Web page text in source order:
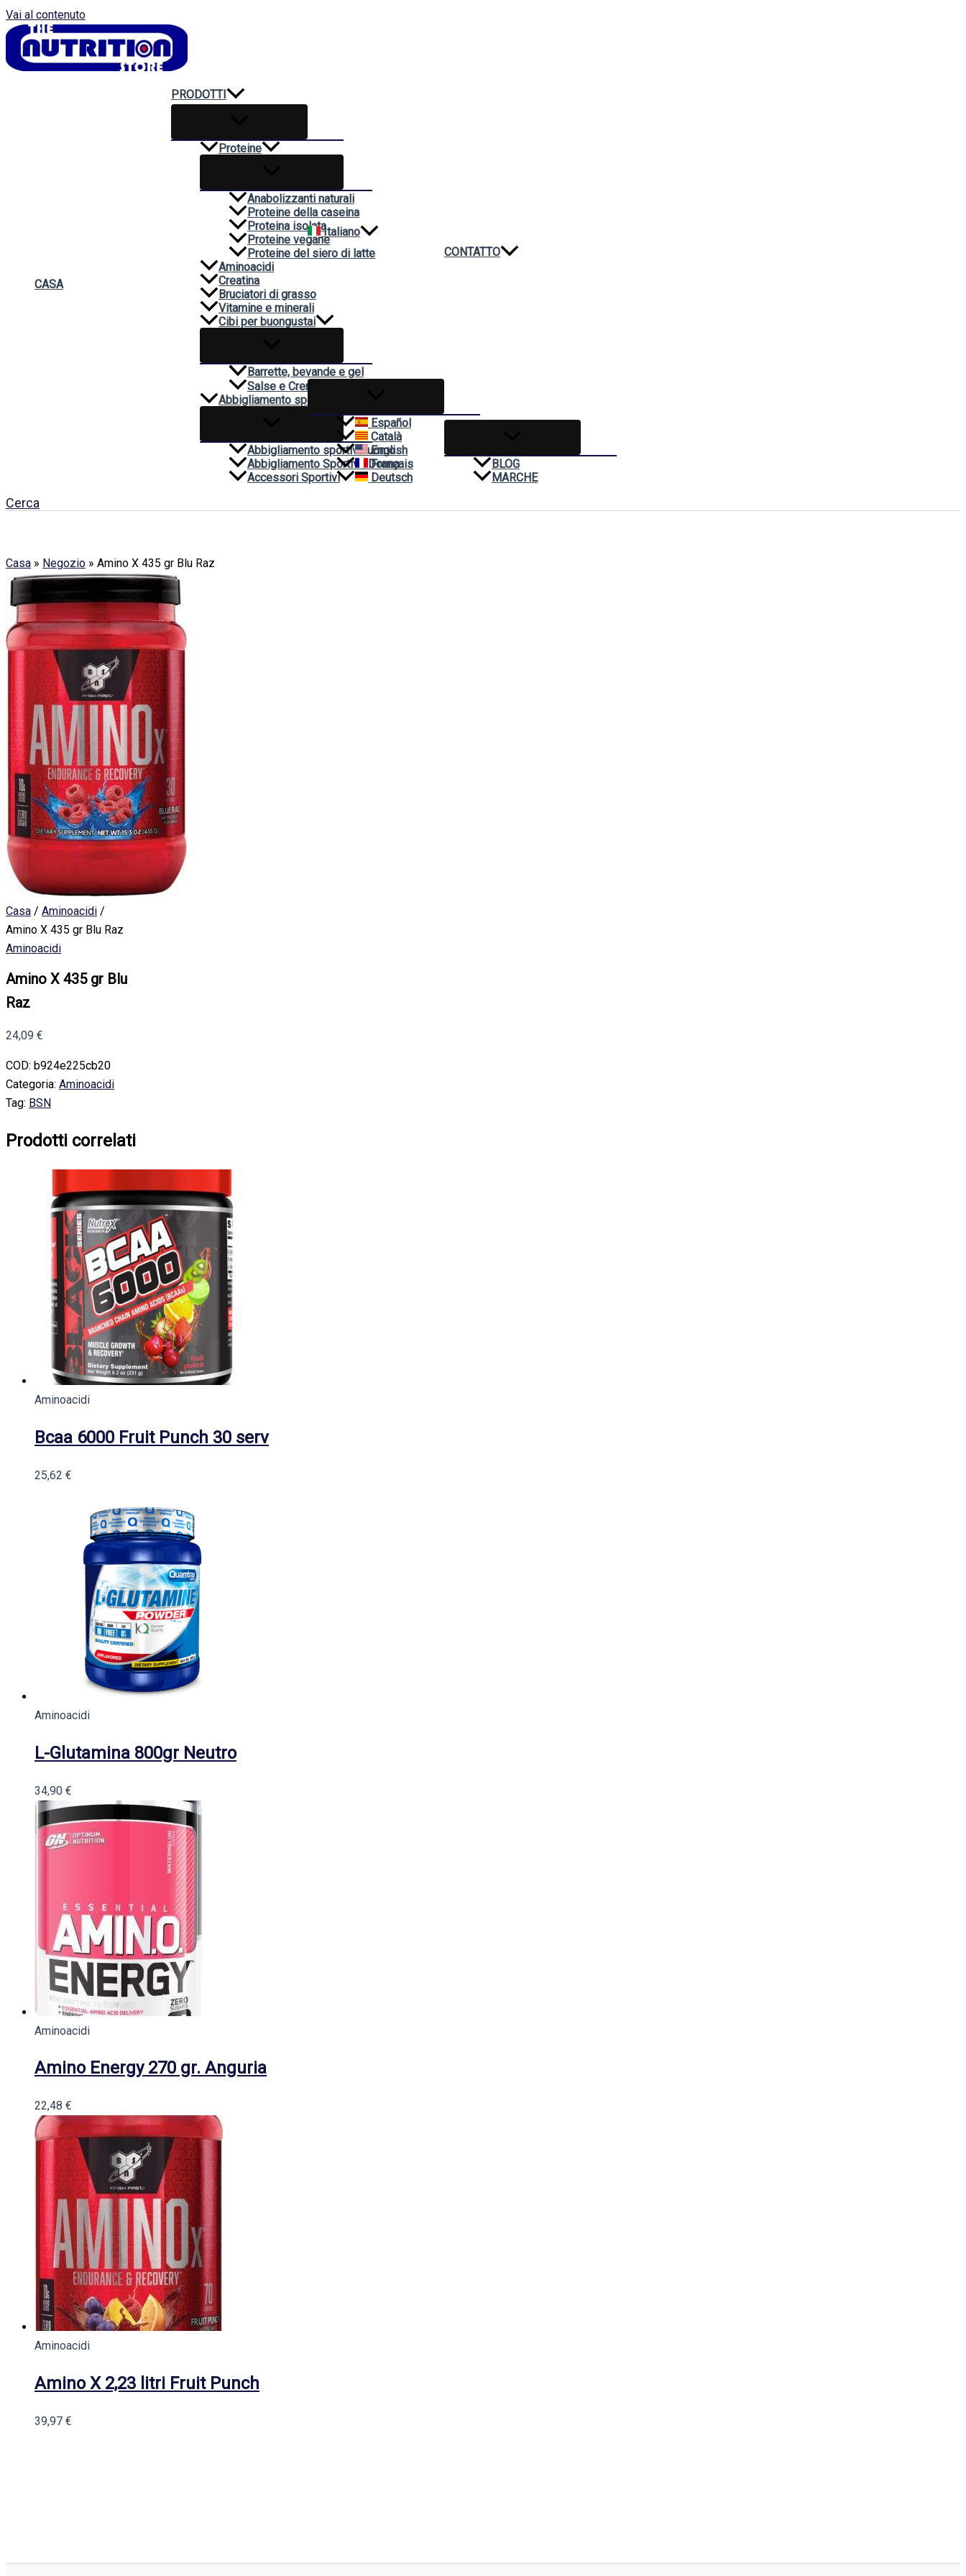
Vai al contenuto
CASA
PRODOTTI
Proteine
Anabolizzanti naturali
Proteine della caseina
Proteina isolata
Proteine vegane
Proteine del siero di latte
Aminoacidi
Creatina
Bruciatori di grasso
Vitamine e minerali
Cibi per buongustai
Barrette, bevande e gel
Salse e Creme
Abbigliamento sportivo
Abbigliamento sportivo uomo
Abbigliamento Sportivo Donna
Accessori Sportivi
Italiano
Español
Català
English
Français
Deutsch
CONTATTO
BLOG
MARCHE
Cerca
Casa » Negozio » Amino X 435 gr Blu Raz
Casa / Aminoacidi /
Amino X 435 gr Blu Raz
Aminoacidi
Amino X 435 gr Blu
Raz
24,09 €
COD: b924e225cb20
Categoria: Aminoacidi
Tag: BSN
Prodotti correlati
Aminoacidi
Bcaa 6000 Fruit Punch 30 serv
25,62 €
Aminoacidi
L-Glutamina 800gr Neutro
34,90 €
Aminoacidi
Amino Energy 270 gr. Anguria
22,48 €
Aminoacidi
Amino X 2,23 litri Fruit Punch
39,97 €